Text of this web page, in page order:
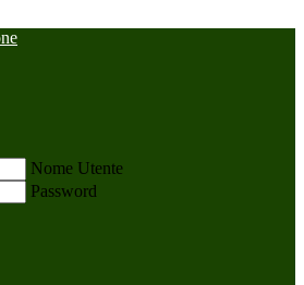
Nome Utente
Password